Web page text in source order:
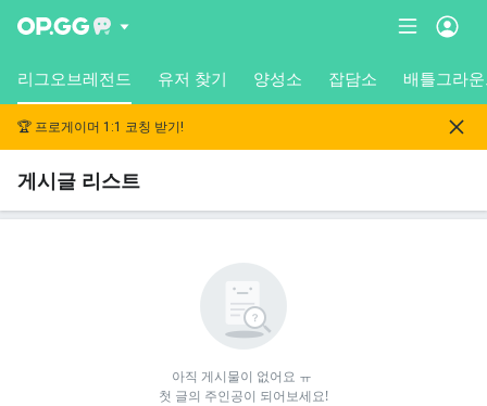
리그오브레전드 유저 찾기 양성소 잡담소 배틀그라
🏆 프로게이머 1:1 코칭 받기!
게시글 리스트
아직 게시물이 없어요 ㅠ
첫 글의 주인공이 되어보세요!